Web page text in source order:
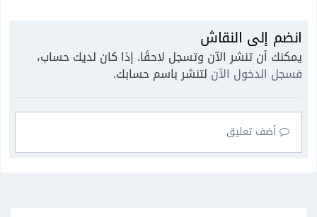
انضم إلى النقاش
يمكنك أن تنشر الآن وتسجل لاحقًا. إذا كان لديك حساب،
فسجل الدخول الآن لتنشر باسم حسابك.
أضف تعليق